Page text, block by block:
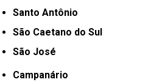
Santo Antônio
São Caetano do Sul
São José
Campanário